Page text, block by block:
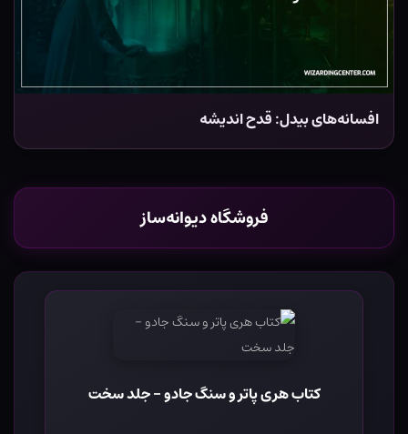
افسانه‌های بیدل: قدح اندیشه
فروشگاه دیوانه‌ساز
کتاب هری پاتر و سنگ جادو - جلد سخت